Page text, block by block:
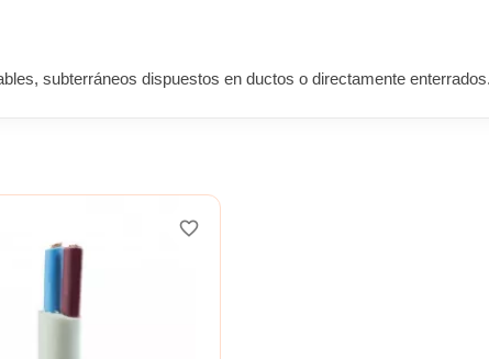
subterráneos dispuestos en ductos o directamente
favorite_border